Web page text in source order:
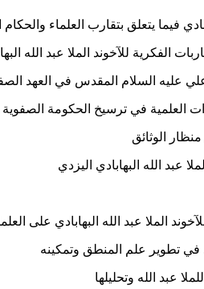
فيما يتعلق بتقارب العلماء
الفكرية للآخوند الملا عبد الله
عليه السلام المقدس في العهد
العلمية في ترسيخ الحكومة الصفوية
منظار الوثائق
عبد الله البهابادي اليزدي
الملا عبد الله البهابادي على
في تطوير علم المنطق وتمكينه
عبد الله وتحليلها